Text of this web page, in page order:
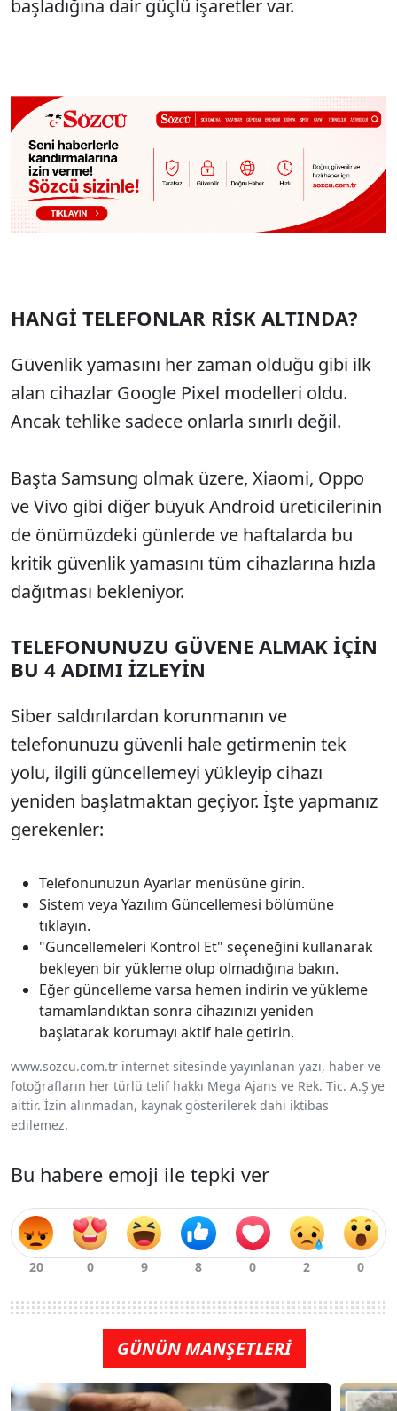
başladığına dair güçlü işaretler var.
HANGİ TELEFONLAR RİSK ALTINDA?
Güvenlik yamasını her zaman olduğu gibi ilk
alan cihazlar Google Pixel modelleri oldu.
Ancak tehlike sadece onlarla sınırlı değil.
Başta Samsung olmak üzere, Xiaomi, Oppo
ve Vivo gibi diğer büyük Android üreticilerinin
de önümüzdeki günlerde ve haftalarda bu
kritik güvenlik yamasını tüm cihazlarına hızla
dağıtması bekleniyor.
TELEFONUNUZU GÜVENE ALMAK İÇİN
BU 4 ADIMI İZLEYİN
Siber saldırılardan korunmanın ve
telefonunuzu güvenli hale getirmenin tek
yolu, ilgili güncellemeyi yükleyip cihazı
yeniden başlatmaktan geçiyor. İşte yapmanız
gerekenler:
Telefonunuzun Ayarlar menüsüne girin.
Sistem veya Yazılım Güncellemesi bölümüne
tıklayın.
"Güncellemeleri Kontrol Et" seçeneğini kullanarak
bekleyen bir yükleme olup olmadığına bakın.
Eğer güncelleme varsa hemen indirin ve yükleme
tamamlandıktan sonra cihazınızı yeniden
başlatarak korumayı aktif hale getirin.
www.sozcu.com.tr internet sitesinde yayınlanan yazı, haber ve
fotoğrafların her türlü telif hakkı Mega Ajans ve Rek. Tic. A.Ş'ye
aittir. İzin alınmadan, kaynak gösterilerek dahi iktibas
edilemez.
Bu habere emoji ile tepki ver
GÜNÜN MANŞETLERİ